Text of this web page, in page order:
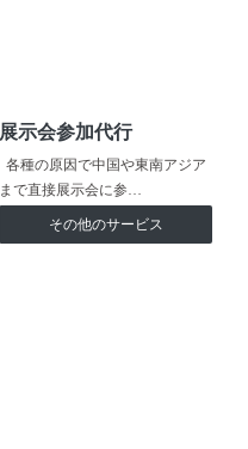
展示会参加代行
各種の原因で中国や東南アジア
まで直接展示会に参…
その他のサービス